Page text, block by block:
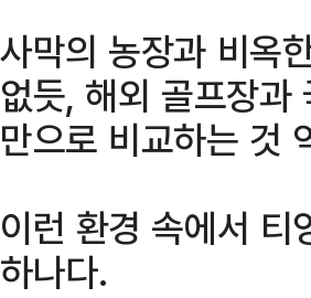
사막의 농장과 비옥
없듯, 해외 골프장과
만으로 비교하는 것
이런 환경 속에서 티
하나다.